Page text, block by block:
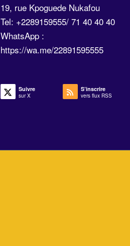
19, rue Kpoguede Nukafou
Tel: +2289159555/ 71 40 40 40
WhatsApp :
https://wa.me/22891595555
Suivre
sur X
S’inscrire
vers flux RSS